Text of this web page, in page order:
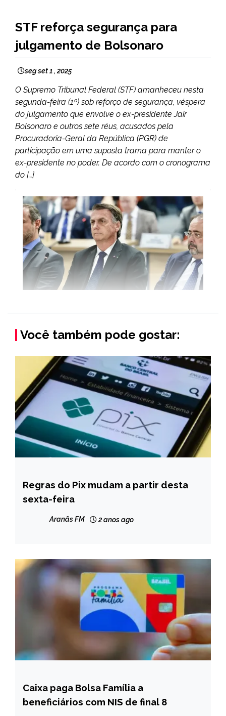
STF reforça segurança para
julgamento de Bolsonaro
seg set 1 , 2025
O Supremo Tribunal Federal (STF) amanheceu nesta
segunda-feira (1º) sob reforço de segurança, véspera
do julgamento que envolve o ex-presidente Jair
Bolsonaro e outros sete réus, acusados pela
Procuradoria-Geral da República (PGR) de
participação em uma suposta trama para manter o
ex-presidente no poder. De acordo com o cronograma
do […]
Você também pode gostar:
BRASIL
NOTÍCIAS
Regras do Pix mudam a partir desta
sexta-feira
Aranãs FM 2 anos ago
BRASIL
NOTÍCIAS
Caixa paga Bolsa Família a
beneficiários com NIS de final 8